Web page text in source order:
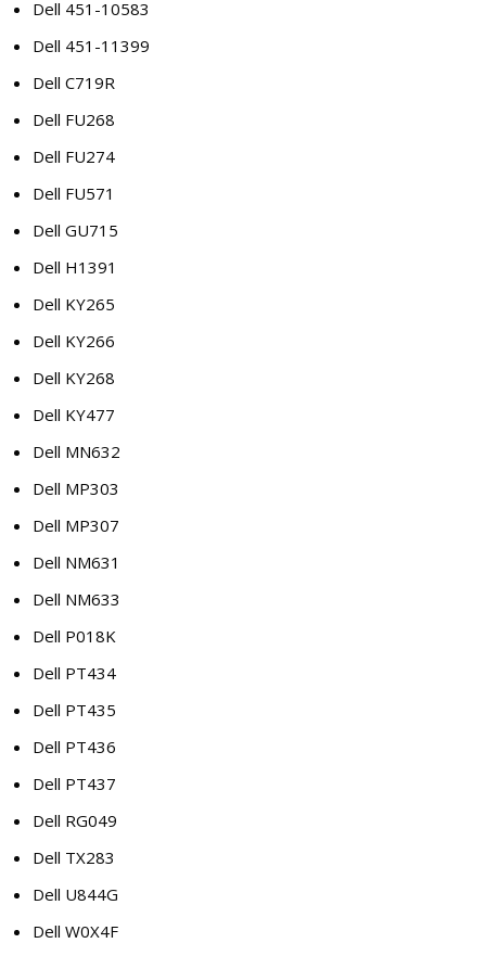
Dell 451-10583
Dell 451-11399
Dell C719R
Dell FU268
Dell FU274
Dell FU571
Dell GU715
Dell H1391
Dell KY265
Dell KY266
Dell KY268
Dell KY477
Dell MN632
Dell MP303
Dell MP307
Dell NM631
Dell NM633
Dell P018K
Dell PT434
Dell PT435
Dell PT436
Dell PT437
Dell RG049
Dell TX283
Dell U844G
Dell W0X4F